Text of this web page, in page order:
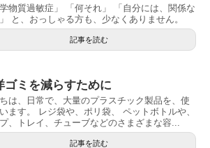
学物質過敏症」 「何それ」 「自分には、関係な
と、おっしゃる方も、少なくありません。
記事を読む
ゴミを減らすために
は、日常で、大量のプラスチック製品を、使
ます。 レジ袋や、ポリ袋、 ペットボトルや、
、トレイ、チューブなどのさまざまな容...
記事を読む